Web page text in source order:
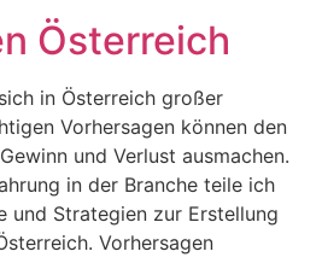
Österreich
in Österreich großer
Vorhersagen können den
und Verlust ausmachen.
in der Branche teile ich
und Strategien zur Erstellung
Vorhersagen